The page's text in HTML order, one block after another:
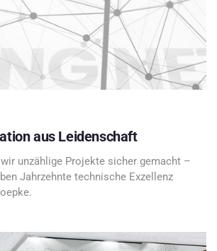
aus Leidenschaft
unzählige Projekte sicher gemacht –
Jahrzehnte technische Exzellenz